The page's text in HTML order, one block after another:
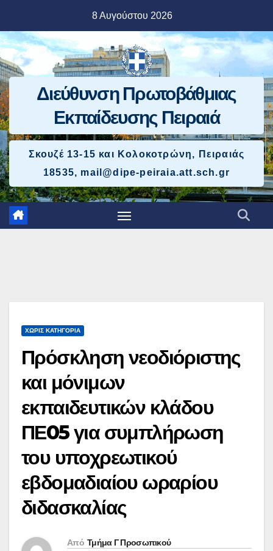
περιεχόμενο
8 Αυγούστου 2026
Διεύθυνση Πρωτοβάθμιας
Εκπαίδευσης Πειραιά
Σκουζέ 13-15 και Κολοκοτρώνη, Πειραιάς
18535, mail@dipe-peiraia.att.sch.gr
ΧΩΡΊΣ ΚΑΤΗΓΟΡΊΑ
Πρόσκληση νεοδιόριστης
και μόνιμων
εκπαιδευτικών κλάδου
ΠΕ05 για συμπλήρωση
του υποχρεωτικού
εβδομαδιαίου ωραρίου
διδασκαλίας
Από Τμήμα Γ Προσωπικού